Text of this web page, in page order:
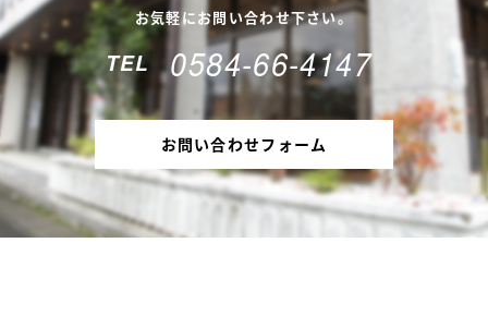
お気軽にお問い合わせ下さい。
TEL 0584-66-4147
お問い合わせフォーム